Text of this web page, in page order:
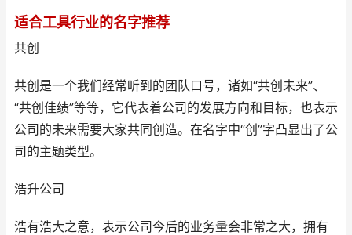
适合工具行业的名字推荐
共创
共创是一个我们经常听到的团队口号，诸如“共创未来”、
“共创佳绩”等等，它代表着公司的发展方向和目标，也表示
公司的未来需要大家共同创造。在名字中“创”字凸显出了公
司的主题类型。
浩升公司
浩有浩大之意，表示公司今后的业务量会非常之大，拥有